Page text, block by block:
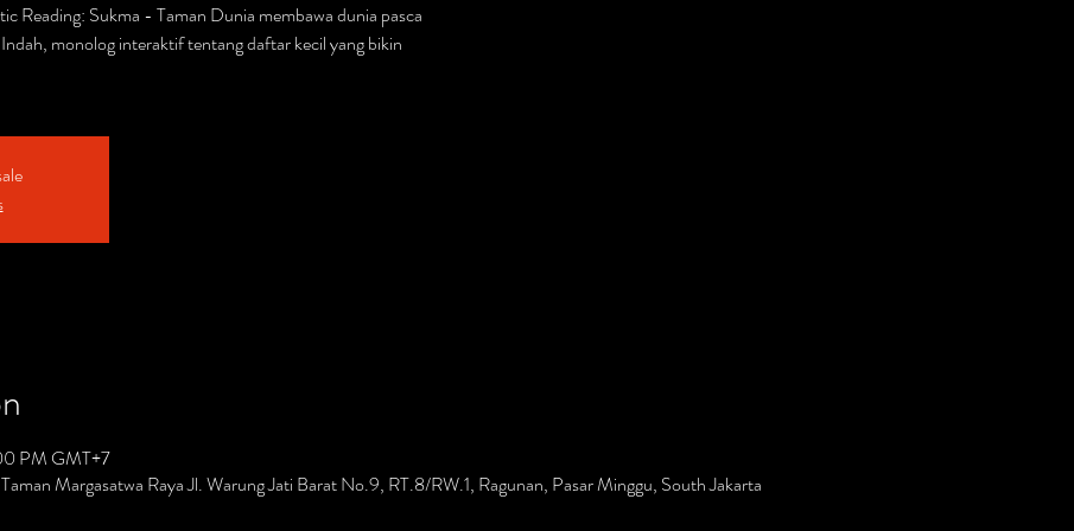
Reading: Sukma - Taman Dunia membawa dunia pasca
monolog interaktif tentang daftar kecil yang bikin
PM GMT+7
Margasatwa Raya Jl. Warung Jati Barat No.9, RT.8/RW.1, Ragunan, Pasar Minggu, South Jakarta